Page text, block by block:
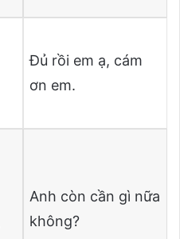
Đủ rồi em ạ, cám
ơn em.
Anh còn cần gì nữa
không?